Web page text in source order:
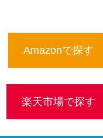
Amazonで探す
楽天市場で探す